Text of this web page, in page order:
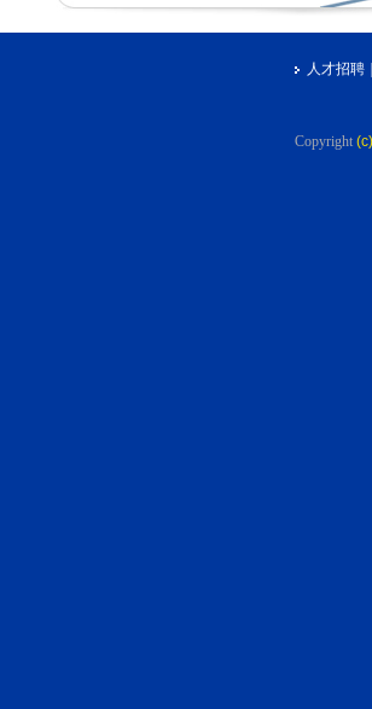
人才招聘
Copyright (c)